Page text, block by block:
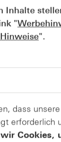
Blick ins
04.08.2026
"
".
dass
erforderlich
Cookies,